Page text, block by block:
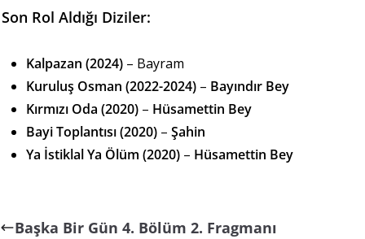
Son Rol Aldığı Diziler:
Kalpazan (2024) – Bayram
Kuruluş Osman (2022-2024) – Bayındır Bey
Kırmızı Oda (2020) – Hüsamettin Bey
Bayi Toplantısı (2020) – Şahin
Ya İstiklal Ya Ölüm (2020) – Hüsamettin Bey
Başka Bir Gün 4. Bölüm 2. Fragmanı